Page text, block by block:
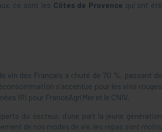
ce sont les Côtes de Provence qui ont été
vin des Français a chuté de 70 %, passant de
s’accentue pour les vins rouges
IRI pour FranceAgriMer et le CNIV.
du secteur, d’une part la jeune génération
de nos modes de vie, les repas sont moins